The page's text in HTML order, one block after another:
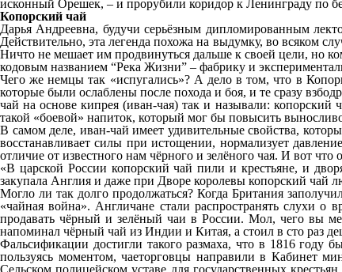
исконный Орешек, – и прорубили коридор к Ленинграду по
Копорский чай
Дарья Андреевна, будучи серьёзным дипломированным
Действительно, эта легенда похожа на выдумку, во всяком
Ничто не мешает им продвинуться дальше к своей цели, но
кодовым названием “Река Жизни” – фабрику и
Чего же немцы так «испугались»? А дело в том, что в
которые были ослаблены после похода и боя, и те сразу
чай на основе кипрея (иван-чая) так и называли: копорский
такой «боевой» напиток, который мог бы повысить
В самом деле, иван-чай имеет удивительные свойства,
восстанавливает силы при истощении, нормализует
отличие от известного нам чёрного и зелёного чая. И вот что
«В царской России копорский чай пили и крестьяне, и
закупала Англия и даже при Дворе королевы копорский чай
Могло ли так долго продолжаться? Когда Британия
«чайная война». Англичане стали распространять слухи
продавать чёрный и зелёный чаи в России. Мол, чего вы
напоминал чёрный чай из Индии и Китая, а стоил в сто раз
Фальсификации достигли такого размаха, что в 1816
пользуясь моментом, чаеторговцы направили в Кабинет
Сельском полицейском уставе для государственных